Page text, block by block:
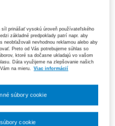
U vás do 3
1. 8. do 21. 8. z technických
daňové doklady. Budú vám
Ceny sú vrátane DPH
prinášať vysokú úroveň používateľského
základné predpoklady patrí napr. aby
neobťažovali nevhodnou reklamou alebo aby
Preto od Vás potrebujeme súhlas so
ktoré sa dočasne ukladajú vo vašom
Dáta využijeme na zlepšovanie našich
na mieru.
Viac informácií
súbory cookie
cookie